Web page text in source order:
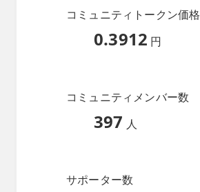
コミュニティトークン価格
0.3912 円
コミュニティメンバー数
397 人
サポーター数